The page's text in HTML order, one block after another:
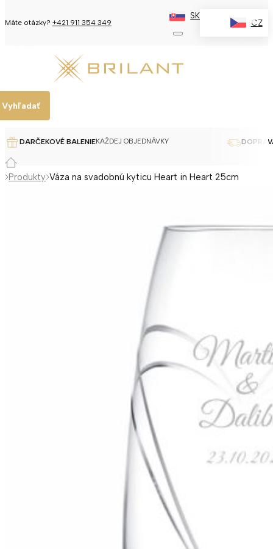
Máte otázky? +421 911 354 349
SK
CZ
Vyhľadať
DARČEKOVÉ BALENIEKAŽDEJ OBJEDNÁVKY
Produkty Váza na svadobnú kyticu Heart in Heart 25cm
✕